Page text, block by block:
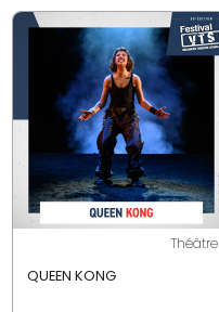
Théâtre
QUEEN KONG